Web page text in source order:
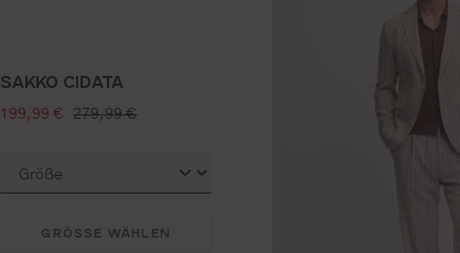
SAKKO CIDATA
verkaufspreis:
199,99 € regulärer preis:
279,99 €
GRÖSSE WÄHLEN